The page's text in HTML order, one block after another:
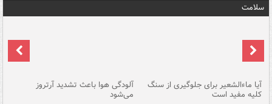
سلامت
آیا ماءالشعیر برای جلوگیری از سنگ
کلیه مفید است
آلودگی هوا باعث تشدید آرتروز
می‌شود